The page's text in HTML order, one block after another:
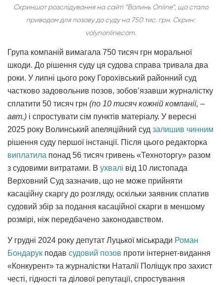
Скриншот розслідування на сайті “Волинь Online”, що стало
приводом для позову до суду на 750 тис. грн. Скрин:
volynonline.com.
Група компаній вимагала 750 тисяч грн моральної
шкоди. До рішення суду ця судова справа тривала два
роки. У липні цього року Горохівський районний суд
частково задовольнив позов, зобов’язавши журналістку
сплатити 50 тисяч грн (по 10 тисяч кожній компанії, –
авт.) і спростувати сім пунктів матеріалу. У вересні
2025 року Волинський апеляційний суд залишив чинним
рішення суду першої інстанції. Після цього редакторка
виплатила понад 56 тисяч гривень «Техноторгу» разом
з судовими витратами. В ухвалі від 10 листопада
Верховний Суд зазначив, що не може прийняти
касаційну скаргу до розгляду, оскільки заявник сплатив
судовий збір за подання касаційної скарги в меншому
розмірі, ніж передбачено законодавством.
У грудні 2024 року депутат Луцької міськради Роман
Бондарук подав судовий позов проти інтернет-видання
«Конкурент» та журналістки Наталії Поліщук про захист
честі, гідності та ділової репутації, спростування